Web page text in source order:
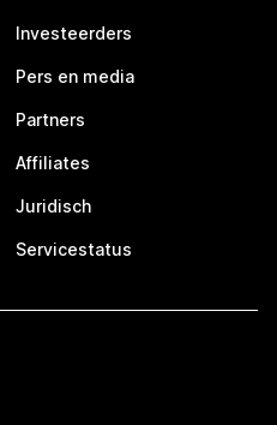
Investeerders
Pers en media
Partners
Affiliates
Juridisch
Servicestatus